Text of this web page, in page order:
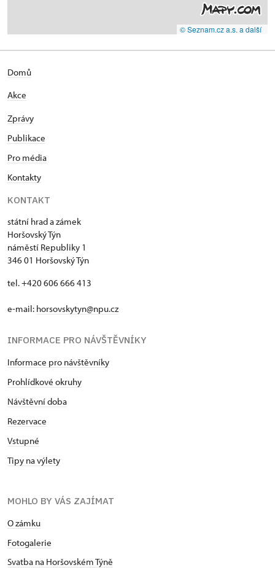
© Seznam.cz a.s. a další
Domů
Akce
Zprávy
Publikace
Pro média
Kontakty
KONTAKT
státní hrad a zámek
Horšovský Týn
náměstí Republiky 1
346 01 Horšovský Týn
tel. +420 606 666 413
e-mail: horsovskytyn@npu.cz
INFORMACE PRO NÁVŠTĚVNÍKY
Informace pro návštěvníky
Prohlídkové okruhy
Návštěvní doba
Rezervace
Vstupné
Tipy na výlety
MOHLO BY VÁS ZAJÍMAT
O zámku
Fotogalerie
Svatba na Horšovském Týně